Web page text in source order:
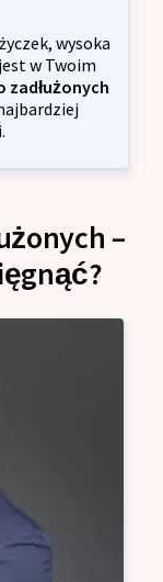
wysoka
w Twoim
zadłużonych
–